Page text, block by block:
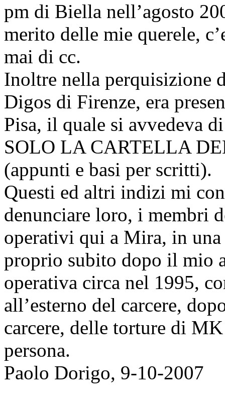
pm di Biella nell’agosto
merito delle mie querele,
mai di cc.
Inoltre nella perquisizione
Digos di Firenze, era
Pisa, il quale si avvedeva
SOLO LA CARTELLA
(appunti e basi per scritti).
Questi ed altri indizi mi
denunciare loro, i membri
operativi qui a Mira, in una
proprio subito dopo il mio
operativa circa nel 1995,
all’esterno del carcere,
carcere, delle torture di
persona.
Paolo Dorigo, 9-10-2007